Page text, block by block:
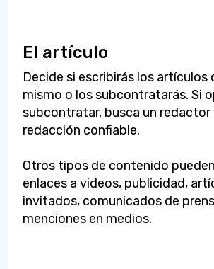
El artículo
Decide si escribirás los artículos
mismo o los subcontratarás. Si
subcontratar, busca un redactor
redacción confiable.
Otros tipos de contenido
enlaces a videos, publicidad,
invitados, comunicados de
menciones en medios.